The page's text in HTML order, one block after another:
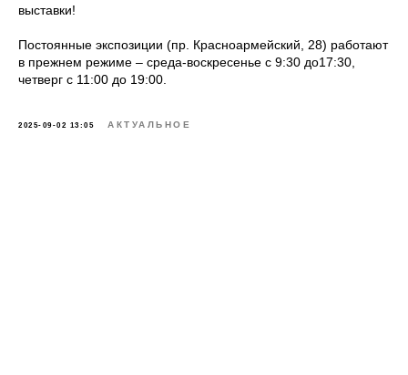
выставки!
Постоянные экспозиции (пр. Красноармейский, 28) работают
в прежнем режиме – среда-воскресенье с 9:30 до17:30,
четверг с 11:00 до 19:00.
2025-09-02 13:05 АКТУАЛЬНОЕ